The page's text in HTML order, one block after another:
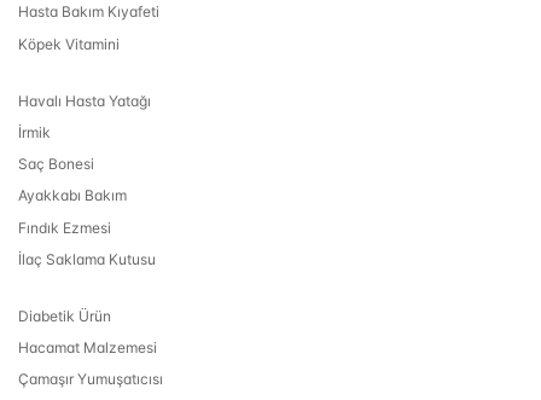
Hasta Bakım Kıyafeti
Köpek Vitamini
Havalı Hasta Yatağı
İrmik
Saç Bonesi
Ayakkabı Bakım
Fındık Ezmesi
İlaç Saklama Kutusu
Diabetik Ürün
Hacamat Malzemesi
Çamaşır Yumuşatıcısı